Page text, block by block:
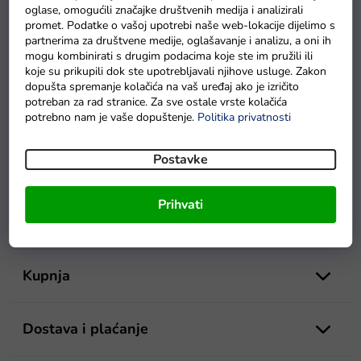
oglase, omogućili značajke društvenih medija i analizirali
promet. Podatke o vašoj upotrebi naše web-lokacije dijelimo s
partnerima za društvene medije, oglašavanje i analizu, a oni ih
mogu kombinirati s drugim podacima koje ste im pružili ili
koje su prikupili dok ste upotrebljavali njihove usluge. Zakon
dopušta spremanje kolačića na vaš uređaj ako je izričito
potreban za rad stranice. Za sve ostale vrste kolačića
potrebno nam je vaše dopuštenje. Politika privatnosti
Postavke
Prihvati
potrebe za kompliciranim postupcima.
Jamstvo sigurnosti:Naši su proizvodi napravljeni imajući
na umu sigurnost, tako da možete biti sigurni da je voda
u vašem bazenu sigurna za sve.
Dugotrajni učinci:Naši proizvodi nude dugotrajnu zaštitu
za vaš bazen, omogućujući vam da imate čistu vodu dugo
Uživajte u bezbrižnom i čistom plivanju u svom bazenu uz
Mamido Toys
Kupnja
Dostava i plaćanje